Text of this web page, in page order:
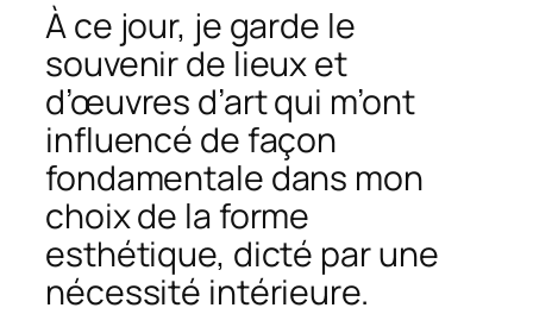
À ce jour, je garde le
souvenir de lieux et
d’œuvres d’art qui m’ont
influencé de façon
fondamentale dans mon
choix de la forme
esthétique, dicté par une
nécessité intérieure.